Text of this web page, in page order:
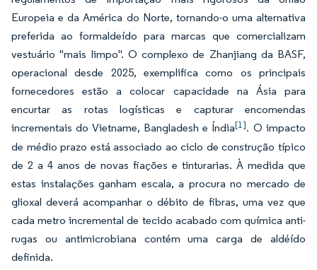
Europeia e da América do Norte, tornando-o uma alternativa
preferida ao formaldeído para marcas que comercializam
vestuário "mais limpo". O complexo de Zhanjiang da BASF,
operacional desde 2025, exemplifica como os principais
fornecedores estão a colocar capacidade na Ásia para
encurtar as rotas logísticas e capturar encomendas
incrementais do Vietname, Bangladesh e Índia[1]. O impacto
de médio prazo está associado ao ciclo de construção típico
de 2 a 4 anos de novas fiações e tinturarias. À medida que
estas instalações ganham escala, a procura no mercado de
glioxal deverá acompanhar o débito de fibras, uma vez que
cada metro incremental de tecido acabado com química anti-
rugas ou antimicrobiana contém uma carga de aldéído
definida.